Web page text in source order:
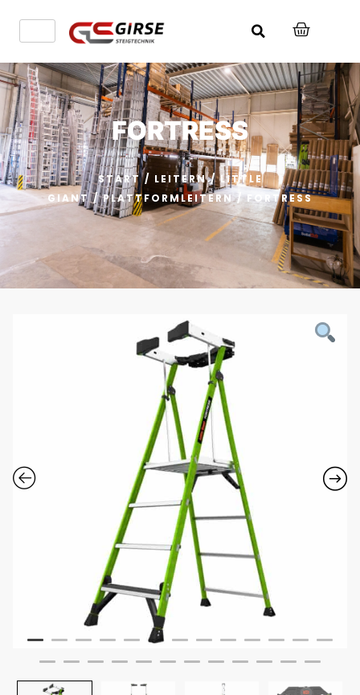
FORTRESS
START/ LEITERN/LITTLE
GIANT/PLATTFORMLEITERN/ FORTRESS